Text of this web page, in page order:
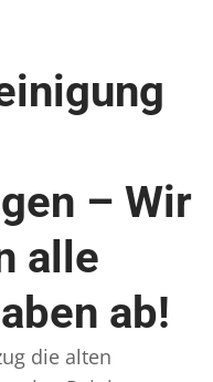
– Wir
alle
ab!
die alten